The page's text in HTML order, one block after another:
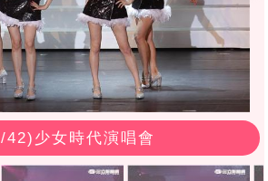
/42)少女時代演唱會